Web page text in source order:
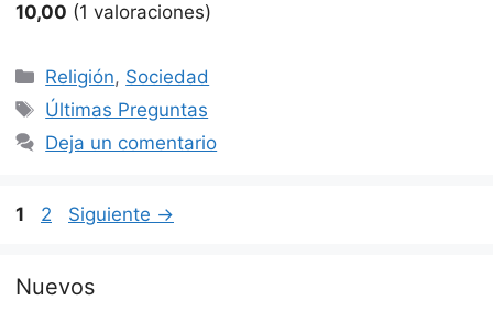
10,00 (1 valoraciones)
Categorías
Religión, Sociedad
Etiquetas
Últimas Preguntas
Deja un comentario
Página
1 Página
2 Siguiente →
Nuevos